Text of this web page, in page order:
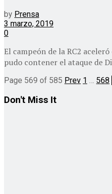
by Prensa
3 marzo, 2019
0
El campeón de la RC2
pudo contener el ataque de
Page 569 of 585 Prev 1 568
Don't Miss It